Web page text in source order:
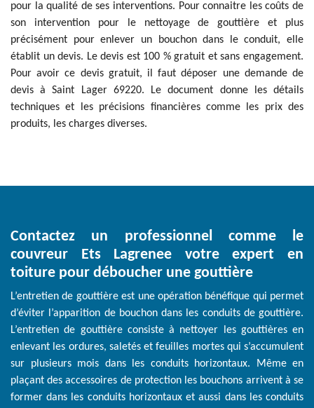
pour la qualité de ses interventions. Pour connaitre les coûts de
son intervention pour le nettoyage de gouttière et plus
précisément pour enlever un bouchon dans le conduit, elle
établit un devis. Le devis est 100 % gratuit et sans engagement.
Pour avoir ce devis gratuit, il faut déposer une demande de
devis à Saint Lager 69220. Le document donne les détails
techniques et les précisions financières comme les prix des
produits, les charges diverses.
Contactez un professionnel comme le
couvreur Ets Lagrenee votre expert en
toiture pour déboucher une gouttière
L’entretien de gouttière est une opération bénéfique qui permet
d’éviter l’apparition de bouchon dans les conduits de gouttière.
L’entretien de gouttière consiste à nettoyer les gouttières en
enlevant les ordures, saletés et feuilles mortes qui s’accumulent
sur plusieurs mois dans les conduits horizontaux. Même en
plaçant des accessoires de protection les bouchons arrivent à se
former dans les conduits horizontaux et aussi dans les conduits